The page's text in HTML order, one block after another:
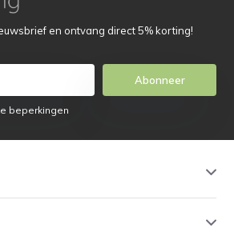
en ontvang direct 5% korting!
Abonneer
beperkingen